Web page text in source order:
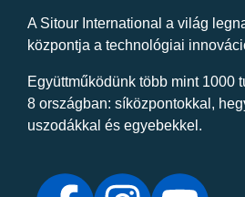
A Sitour International a világ
központja a technológiai
Együttműködünk több mint 1000
8 országban: síközpontokkal,
uszodákkal és egyebekkel.